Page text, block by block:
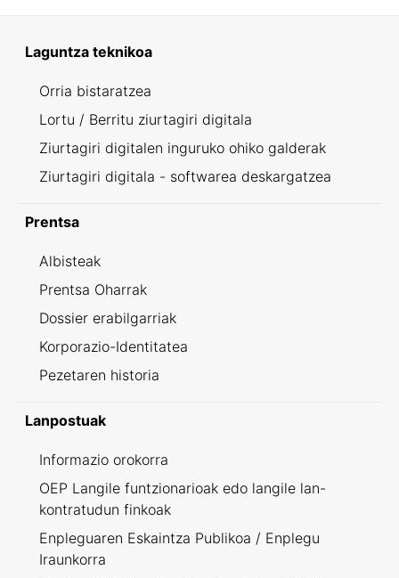
Laguntza teknikoa
Orria bistaratzea
Lortu / Berritu ziurtagiri digitala
Ziurtagiri digitalen inguruko ohiko galderak
Ziurtagiri digitala - softwarea deskargatzea
Prentsa
Albisteak
Prentsa Oharrak
Dossier erabilgarriak
Korporazio-Identitatea
Pezetaren historia
Lanpostuak
Informazio orokorra
OEP Langile funtzionarioak edo langile lan-
kontratudun finkoak
Enpleguaren Eskaintza Publikoa / Enplegu
Iraunkorra